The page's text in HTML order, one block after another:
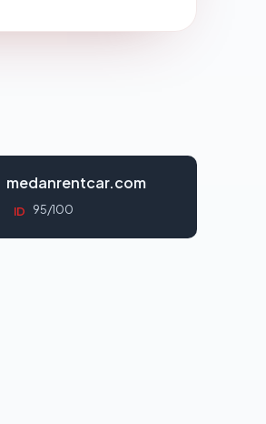
medanrentcar.com
ID 95/100